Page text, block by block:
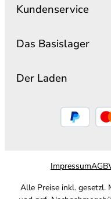
Kundenservice
Das Basislager
Der Laden
ImpressumAGB
Alle Preise inkl. gesetzl.